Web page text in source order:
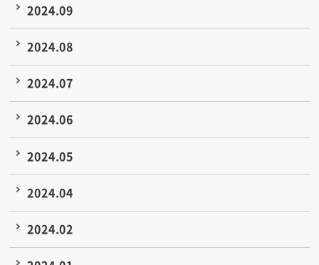
2024.09
2024.08
2024.07
2024.06
2024.05
2024.04
2024.02